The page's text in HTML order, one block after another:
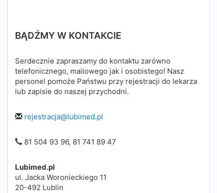
BĄDŹMY W KONTAKCIE
Serdecznie zapraszamy do kontaktu zarówno
telefonicznego, mailowego jak i osobistego! Nasz
personel pomoże Państwu przy rejestracji do lekarza
lub zapisie do naszej przychodni.
rejestracja@lubimed.pl
81 504 93 96, 81 741 89 47
Lubimed.pl
ul. Jacka Woronieckiego 11
20-492 Lublin